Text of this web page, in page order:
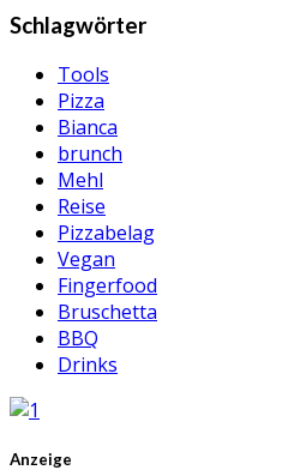
Schlagwörter
Tools
Pizza
Bianca
brunch
Mehl
Reise
Pizzabelag
Vegan
Fingerfood
Bruschetta
BBQ
Drinks
Anzeige